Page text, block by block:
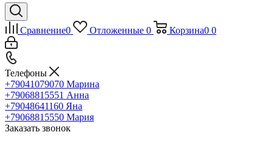
Сравнение0 Отложенные 0 Корзина0 0
Телефоны
+79041079070 Марина
+79068815551 Анна
+79048641160 Яна
+79068815550 Мария
Заказать звонок